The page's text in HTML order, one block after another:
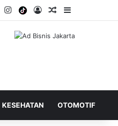
YouTubeInstagramTiktokLog InShuffle Berita
KESEHATAN OTOMOTIF